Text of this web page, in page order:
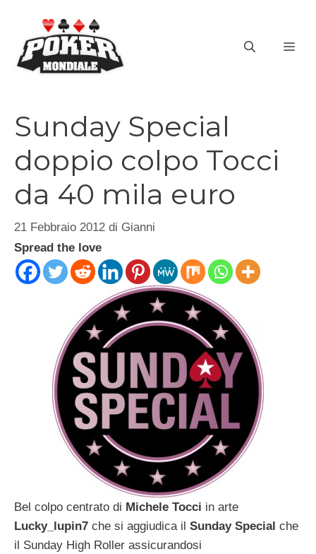
contenuto
Sunday Special
doppio colpo Tocci
da 40 mila euro
21 Febbraio 2012 di Gianni
Spread the love
Bel colpo centrato di Michele Tocci in arte
Lucky_lupin7 che si aggiudica il Sunday Special che
il Sunday High Roller assicurandosi